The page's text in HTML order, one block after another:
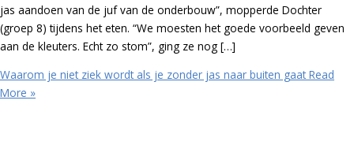
jas aandoen van de juf van de onderbouw”, mopperde Dochter
(groep 8) tijdens het eten. “We moesten het goede voorbeeld geven
aan de kleuters. Echt zo stom”, ging ze nog […]
Waarom je niet ziek wordt als je zonder jas naar buiten gaatRead
More »